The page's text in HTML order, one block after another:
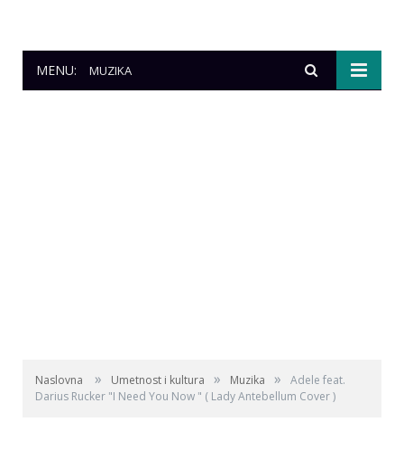
MENU: MUZIKA
Naslovna » Umetnost i kultura » Muzika »
Adele feat.
Darius Rucker "I Need You Now " ( Lady Antebellum Cover )